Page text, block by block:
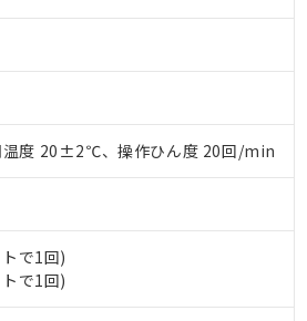
温度 20±2℃、操作ひん度 20回/min
で1回)
で1回)
のうえご利用ください。
質）の非含有に対応した製品が提供可能
質）の非含有に非対応の商品で、対応
質）の非含有の対応状況を調査中また
で、有害物質有無と関係のない商品です
としていたものが、含有品と判明した